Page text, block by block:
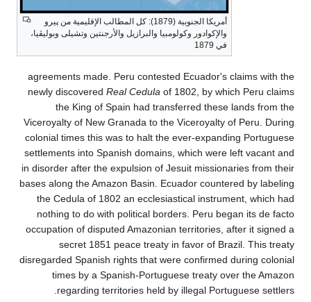
أمريكا الجنوبية (1879): كل المطالب الإقليمية من پيرو
والإكوادور وكولومبيا والبرازيل والأرجنتين وتشيلى وبوليڤيا،
agreements made. Peru contested Ecuador's claims
newly discoveredReal Cedulaof 1802, by which
the King of Spain had transferred these lands
Viceroyalty of New Granada to the Viceroyalty of
colonial times this was to halt the ever-expanding
settlements into Spanish domains, which were left
in disorder after the expulsion of Jesuit missionaries
bases along the Amazon Basin. Ecuador countered by
the Cedula of 1802 an ecclesiastical instrument,
nothing to do with political borders. Peru began its
occupation of disputed Amazonian territories, after it
secret 1851 peace treaty in favor of Brazil.
disregarded Spanish rights that were confirmed during
times by a Spanish-Portuguese treaty over the
regarding territories held by illegal Portuguese